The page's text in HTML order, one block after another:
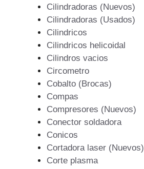
Cilindradoras (Nuevos)
Cilindradoras (Usados)
Cilindricos
Cilindricos helicoidal
Cilindros vacios
Circometro
Cobalto (Brocas)
Compas
Compresores (Nuevos)
Conector soldadora
Conicos
Cortadora laser (Nuevos)
Corte plasma